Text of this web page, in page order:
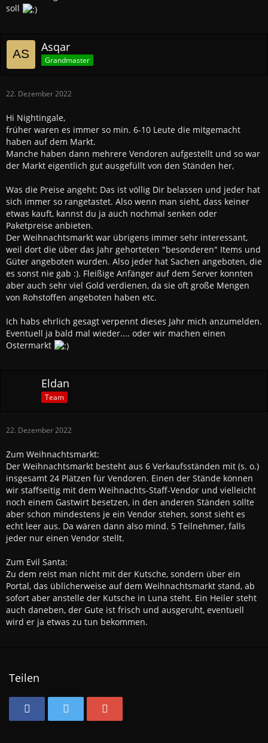
soll
Asqar
Grandmaster
22. Dezember 2022
Hi Nightingale,
früher waren es immer so min. 6-10 Leute die mitgemacht
haben auf dem Markt.
Manche haben dann mehrere Vendoren aufgestellt und so war
der Markt eigentlich gut ausgefüllt von den Ständen her,
Was die Preise angeht: Das ist völlig Dir belassen und jeder hat
sich immer so rangetastet. Also wenn man sieht, dass keiner
etwas kauft, kannst du ja auch nochmal senken oder
Paketpreise anbieten.
Der Weihnachtsmarkt war übrigens immer sehr interessant,
weil dort die über das Jahr gehorteten "besonderen" Items und
Güter angeboten wurden. Also jeder hat Sachen angeboten, die
es sonst nie gab :). Fleißige Anfänger auf dem Server konnten
aber auch sehr viel Gold verdienen, da sie oft große Mengen
von Rohstoffen angeboten haben etc.
Ich habs ehrlich gesagt verpennt dieses Jahr mich anzumelden.
Eventuell ja bald mal wieder.... oder wir machen einen
Ostermarkt
Eldan
Team
22. Dezember 2022
Zum Weihnachtsmarkt:
Der Weihnachtsmarkt besteht aus 6 Verkaufsständen mit (s. o.)
insgesamt 24 Plätzen für Vendoren. Einen der Stände können
wir staffseitig mit dem Weihnachts-Staff-Vendor und vielleicht
noch einem Gastwirt besetzen, in den anderen Ständen sollte
aber schon mindestens je ein Vendor stehen, sonst sieht es
echt leer aus. Da wären dann also mind. 5 Teilnehmer, falls
jeder nur einen Vendor stellt.
Zum Evil Santa:
Zu dem reist man nicht mit der Kutsche, sondern über ein
Portal, das üblicherweise auf dem Weihnachtsmarkt stand, ab
sofort aber anstelle der Kutsche in Luna steht. Ein Heiler steht
auch daneben, der Gute ist frisch und ausgeruht, eventuell
wird er ja etwas zu tun bekommen.
Teilen